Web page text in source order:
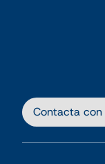
Contacta